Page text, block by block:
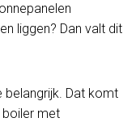
liggen? Dan valt dit
belangrijk. Dat komt
met